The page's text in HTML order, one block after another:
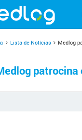
Lista de Notícias Medlog
patrocina